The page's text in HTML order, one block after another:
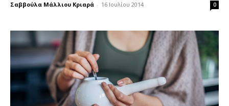
Σαββούλα Μάλλιου Κριαρά - 16 Ιουλίου 2014 0